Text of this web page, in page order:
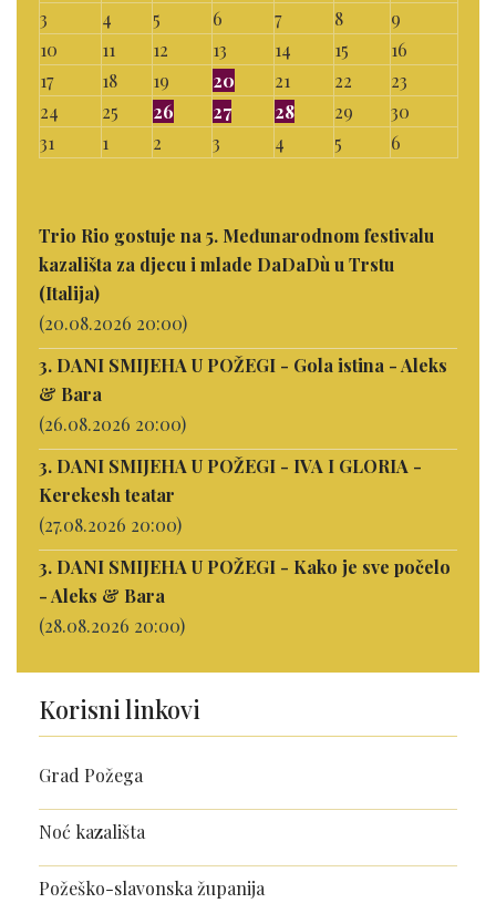
3
4 5 6 7 8
9
10
11 12 13 14 15
16
17
18 19 20 21 22
23
24
25 26 27 28 29
30
31
1 2 3 4 5 6
Trio Rio gostuje na 5. Međunarodnom festivalu
kazališta za djecu i mlade DaDaDù u Trstu
(Italija)
(20.08.2026 20:00)
3. DANI SMIJEHA U POŽEGI - Gola istina - Aleks
& Bara
(26.08.2026 20:00)
3. DANI SMIJEHA U POŽEGI - IVA I GLORIA -
Kerekesh teatar
(27.08.2026 20:00)
3. DANI SMIJEHA U POŽEGI - Kako je sve počelo
- Aleks & Bara
(28.08.2026 20:00)
Korisni linkovi
Grad Požega
Noć kazališta
Požeško-slavonska županija